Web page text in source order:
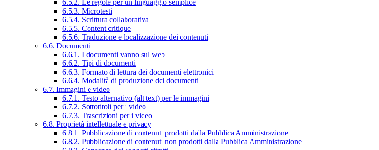
6.5.2. Le regole per un linguaggio semplice
6.5.3. Microtesti
6.5.4. Scrittura collaborativa
6.5.5. Content critique
6.5.6. Traduzione e localizzazione dei contenuti
6.6. Documenti
6.6.1. I documenti vanno sul web
6.6.2. Tipi di documenti
6.6.3. Formato di lettura dei documenti elettronici
6.6.4. Modalità di produzione dei documenti
6.7. Immagini e video
6.7.1. Testo alternativo (alt text) per le immagini
6.7.2. Sottotitoli per i video
6.7.3. Trascrizioni per i video
6.8. Proprietà intellettuale e privacy
6.8.1. Pubblicazione di contenuti prodotti dalla Pubblica Amministrazione
6.8.2. Pubblicazione di contenuti non prodotti dalla Pubblica Amministrazione